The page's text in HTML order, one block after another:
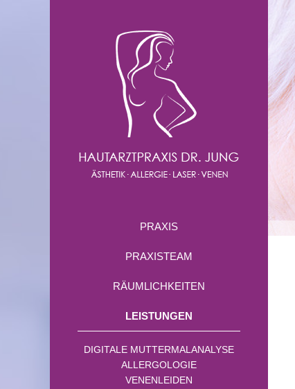
PRAXIS
PRAXISTEAM
RÄUMLICHKEITEN
LEISTUNGEN
DIGITALE MUTTERMALANALYSE
ALLERGOLOGIE
VENENLEIDEN